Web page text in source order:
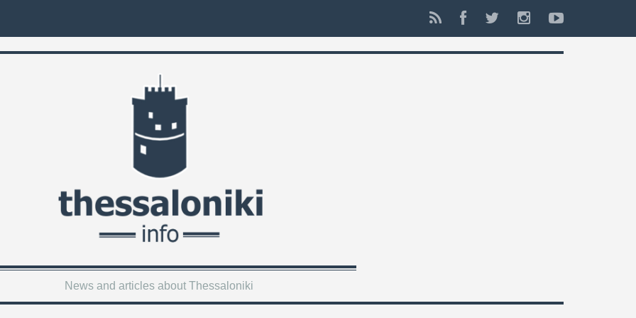
News and articles about Thessaloniki